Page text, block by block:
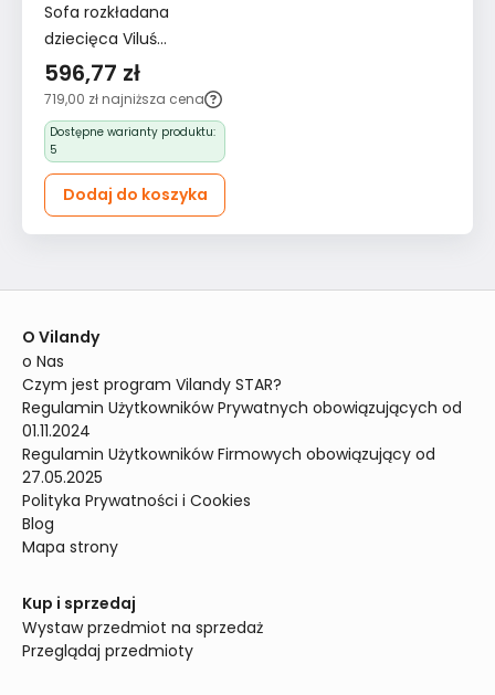
Sofa rozkładana
dziecięca Viluś
106x75x80 cm narożnik
jednoosobowy do
pokoju z funkcją spania
i przechowywania dla
dzieci miętowy
596,77 zł
719,00 zł najniższa cena
Dostępne warianty produktu:
5
Dodaj do koszyka
O Vilandy
o Nas
Czym jest program Vilandy STAR?
Regulamin Użytkowników Prywatnych obowiązujących od
01.11.2024
Regulamin Użytkowników Firmowych obowiązujący od
27.05.2025
Polityka Prywatności i Cookies
Blog
Mapa strony
Kup i sprzedaj
Wystaw przedmiot na sprzedaż
Przeglądaj przedmioty